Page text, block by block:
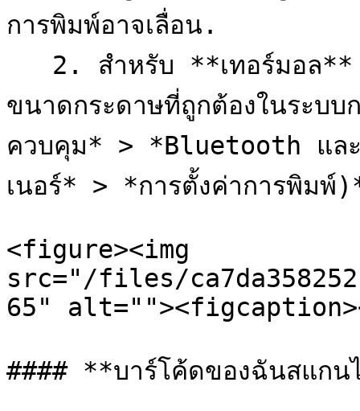
การพิมพ์อาจเลื่อน.
ขนาดกระดาษที่ถูกต้องในระบ
ควบคุม* > *Bluetooth และ
เนอร์* > *การตั้งค่าการพิมพ์
<figure><img
src="/files/
65"
#### **บาร์โค้ดของฉันสแก